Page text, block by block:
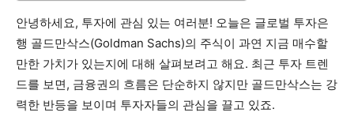
안녕하세요, 투자에 관심 있는 여러분! 오늘은 글로벌 투자은
행 골드만삭스(Goldman Sachs)의 주식이 과연 지금 매수할
만한 가치가 있는지에 대해 살펴보려고 해요. 최근 투자 트렌
드를 보면, 금융권의 흐름은 단순하지 않지만 골드만삭스는 강
력한 반등을 보이며 투자자들의 관심을 끌고 있죠.